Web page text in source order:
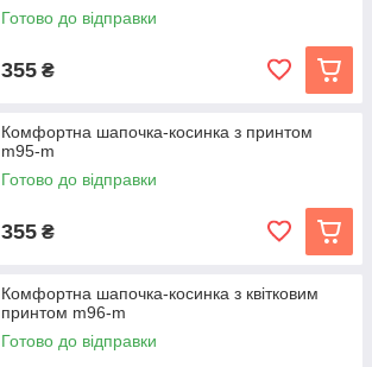
Готово до відправки
355 ₴
Комфортна шапочка-косинка з принтом
m95-m
Готово до відправки
355 ₴
Комфортна шапочка-косинка з квітковим
принтом m96-m
Готово до відправки